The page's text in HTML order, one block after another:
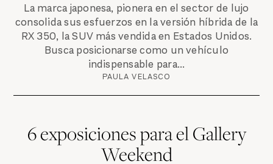
La marca japonesa, pionera en el sector de lujo
consolida sus esfuerzos en la versión híbrida de la
RX 350, la SUV más vendida en Estados Unidos.
Busca posicionarse como un vehículo
indispensable para...
PAULA VELASCO
6 exposiciones para el Gallery
Weekend